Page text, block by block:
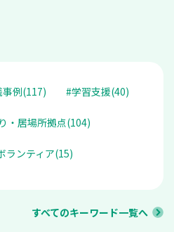
事例(117) #学習支援(40)
・居場所拠点(104)
ランティア(15)
すべてのキーワード一覧へ